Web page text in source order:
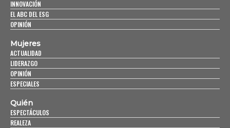
INNOVACIÓN
EL ABC DEL ESG
OPINIÓN
Mujeres
ACTUALIDAD
LIDERAZGO
OPINIÓN
ESPECIALES
Quién
ESPECTÁCULOS
REALEZA